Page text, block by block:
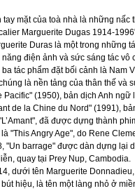
tay mặt của toà nhà là những
Marguerite Dugas 1914-
Duras là một trong những
năng điện ảnh và sức sáng tác vô
tác phẩm đặt bối cảnh là Nam
là nền tảng của thân thế và
(1950), bản dịch Anh ngữ
de la Chine du Nord" (1991),
đã được dựng thành
"This Angry Age", do Rene
"Un barrage" được dàn dựng lại
quay tại Prey Nup, Cambodia.
dưới tên Marguerite
hiệu, là tên một làng nhỏ ở